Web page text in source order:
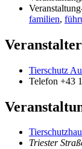
familien,
Veranstalter
Tierschutz
Telefon +43
Triester